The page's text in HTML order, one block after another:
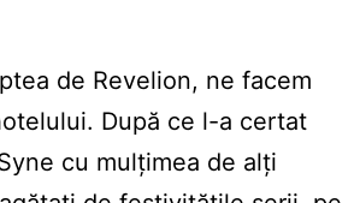
de Revelion, ne facem
După ce l-a certat
cu mulțimea de alți